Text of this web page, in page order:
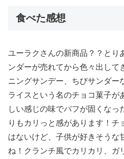
食べた感想
ユーラクさんの新商品？？とり
ンダーが売れてから色々出して
ニングサンデー、ちびサンダー
ライスという名のチョコ菓子が
しい感じの味でパフが固くなっ
りもカリっと感があります！チ
はないけど、子供が好きそうな
ね！クランチ風でカリカリ、ガ